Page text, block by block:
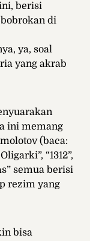
berisi
di
ya, soal
yang akrab
ini memang
(baca:
“1312”,
semua berisi
rezim yang
bisa